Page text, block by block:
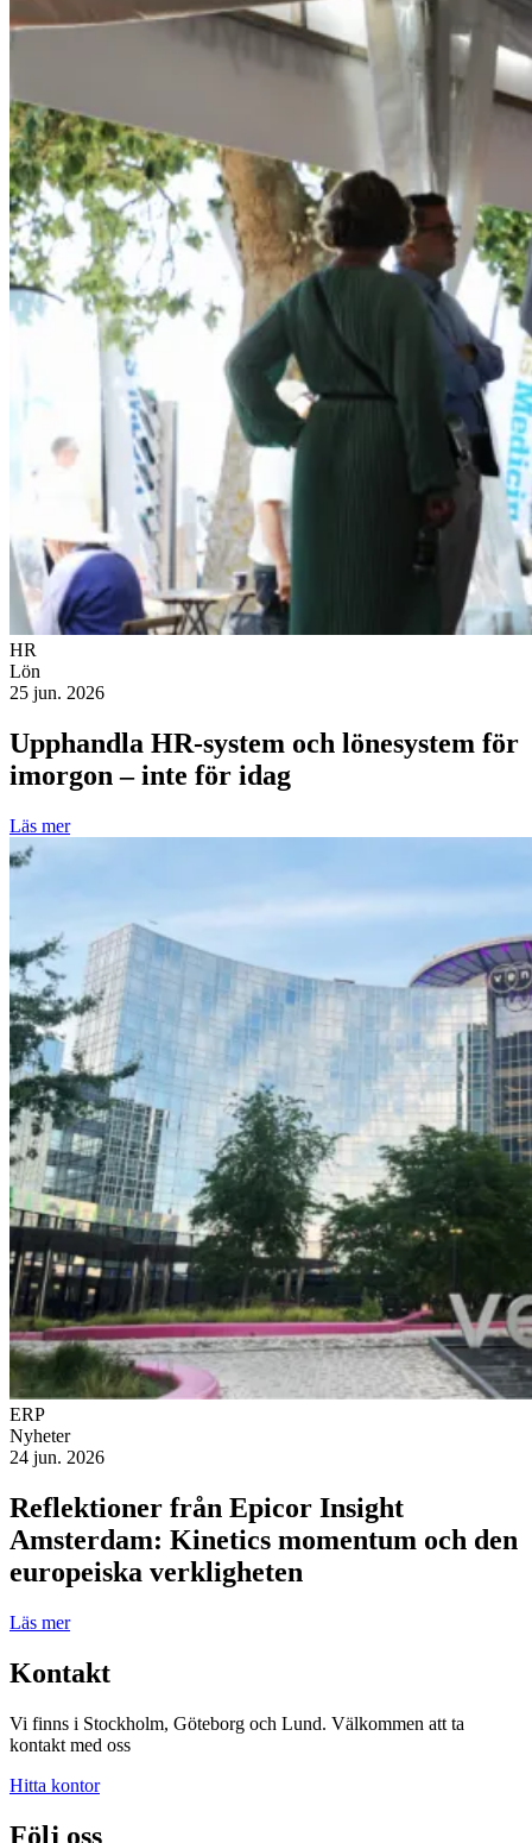
HR
Lön
25 jun. 2026
Upphandla HR-system och lönesystem för
imorgon – inte för idag
Läs mer
ERP
Nyheter
24 jun. 2026
Reflektioner från Epicor Insight
Amsterdam: Kinetics momentum och den
europeiska verkligheten
Läs mer
Kontakt
Vi finns i Stockholm, Göteborg och Lund. Välkommen att ta
kontakt med oss
Hitta kontor
Följ oss